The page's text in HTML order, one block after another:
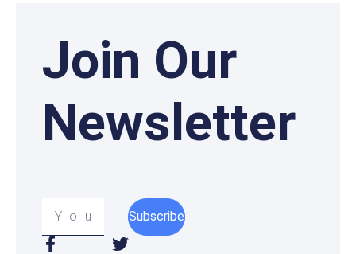
Join Our
Newsletter
email
Subscribe
F
T